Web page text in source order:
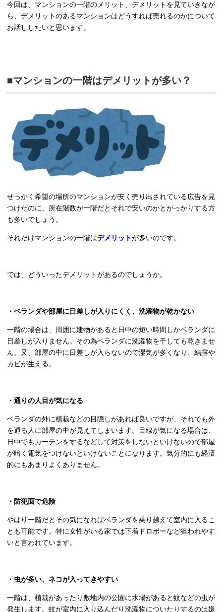
今回は、マンションの一階のメリット、デメリットを見ていきなが
ら、デメリットのあるマンションはどうすれば売れるのかについて
お話ししたいと思います。
■マンションの一階はデメリットが多い？
せっかく希望の場所のマンションが安く売り出されている広告を見
つけたのに、所在階数が一階だとそれで安いのかとがっかりする方
も多いでしょう。
それだけマンションの一階はデメリットが多いのです。
では、どういったデメリットがあるのでしょうか。
・ベランダや部屋に日差しが入りにくく、洗濯物が乾かない
一階の場合は、周囲に建物があると日中の短い時間しかベランダに
日差しが入りません。その為ベランダに洗濯物を干しても乾きませ
ん。又、部屋の中に日差しが入らないので湿気が多くなり、結露や
カビが生える。
・通りの人目が気になる
ベランダの外に植栽などの目隠しがあれば良いですが、それでも外
を通る人に部屋の中が見えてしまいます。目線が気になる場合は、
日中でもカーテンをするなどして対策をしないといけないので部屋
が暗く電気をつけないといけないことになります。気分的にも経済
的にもあまりよくありません。
・防犯面で危険
やはり一階だとその気になればベランダを乗り越えて室内に入るこ
とも可能です。特に女性がいる家では下着ドロボーなど狙われやす
いと言われています。
・虫が多い、ネコが入ってきやすい
一階は、植栽があったり敷地内の公園に水場があると蚊などの虫が
発生します。蚊が室内に入り込んだり洗濯物についたりするのは嫌